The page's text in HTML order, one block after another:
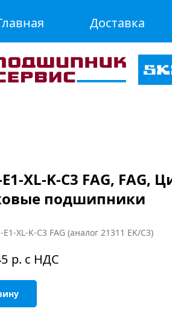
Доставка
XL-K-C3 FAG, FAG,
подшипники
XL-K-C3 FAG (аналог 21311 EK/C3)
р. с НДС